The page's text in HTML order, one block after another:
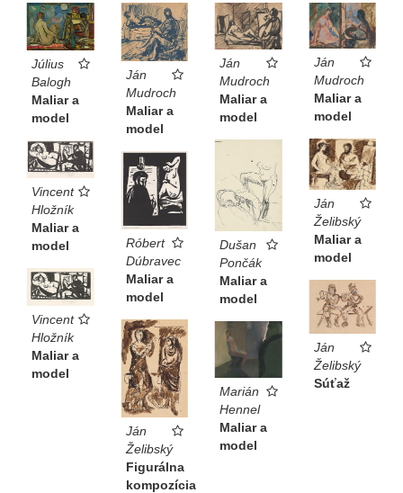
Július
Balogh
Maliar a
model
Ján
Mudroch
Maliar a
model
Ján
Mudroch
Maliar a
model
Ján
Mudroch
Maliar a
model
Ján
Želibský
Maliar a
model
Dušan
Pončák
Maliar a
model
Vincent
Hložník
Maliar a
model
Róbert
Dúbravec
Maliar a
model
Vincent
Hložník
Maliar a
model
Ján
Želibský
Súťaž
Ján
Želibský
Figurálna
kompozícia
Marián
Hennel
Maliar a
model